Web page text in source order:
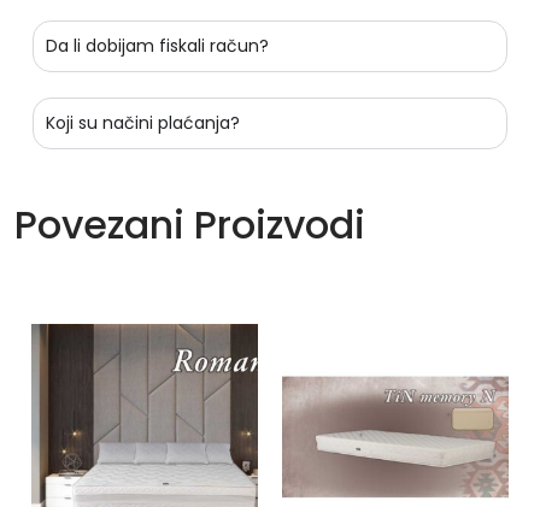
Da li dobijam fiskali račun?
Koji su načini plaćanja?
Povezani Proizvodi